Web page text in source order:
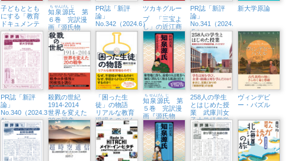
子どもととも
にする「教育
ドキュメンテ
ーション」
探究を深める
保育実践
知
ち
泉
せん
源
げん
氏
じ
第
６巻 完訳漫
画『源氏物
語』
PR誌「新評
論」
No.342（2024.6）
ツカキグルー
プ 「三宝 よ
し」の近江商
PR誌「新評
論」
No.341（2024.
５）
新大学原論
PR誌「新評
論」
No.340（2024.3・
4）
殺戮の世紀
1914-2014
世界を変えた
20の戦争
「困った生
徒」の物語
リアルな教育
現場をのぞく
知
ち
泉
せん
源
げん
氏
じ
第
５巻 完訳漫
画『源氏物
語』
258人の学生
とはじめた授
業 武庫川女
子大学経営学
部、テイクオ
フ
ヴィンデビ
ー・パズル